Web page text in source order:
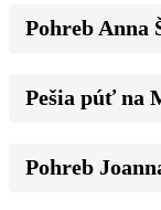
Pohreb Anna
Pešia púť na
Pohreb